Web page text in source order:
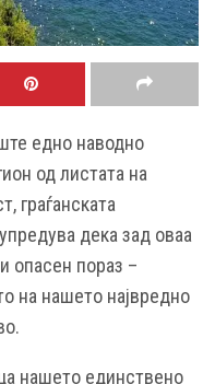
едно наводно
од листата на
граѓанската
дека зад оваа
опасен пораз –
на нашето највредно
нашето единствено